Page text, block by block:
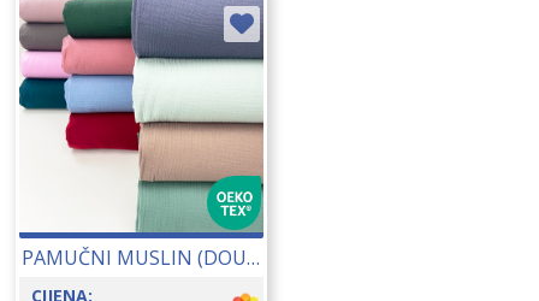
PAMUČNI MUSLIN (DOUBLE CREPE, GAZA, TETRA) 145 CM (S856) 18029
CIJENA: